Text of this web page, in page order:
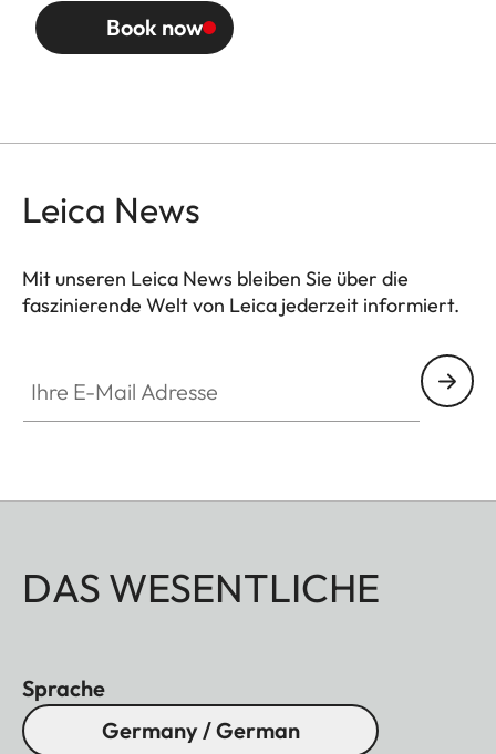
Book now
Leica News
Mit unseren Leica News bleiben Sie über die
faszinierende Welt von Leica jederzeit informiert.
DAS WESENTLICHE
Sprache
Germany / German